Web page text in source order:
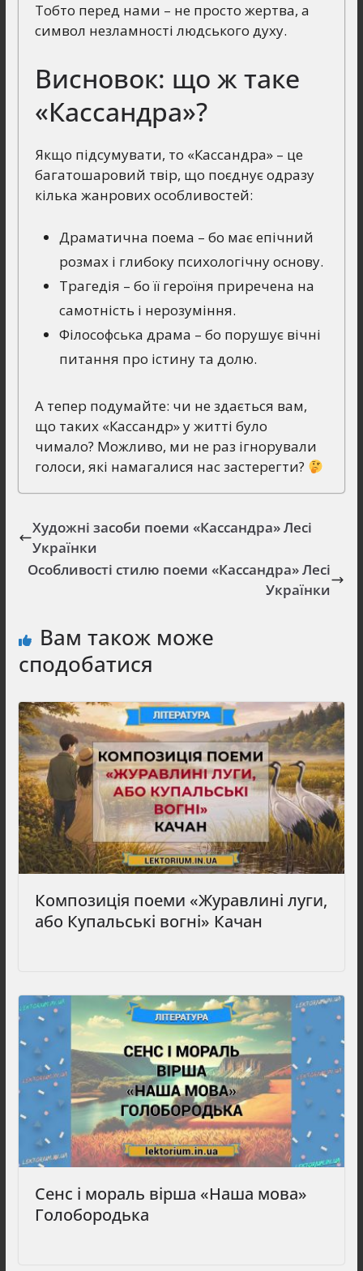
Тобто перед нами – не просто жертва, а
символ незламності людського духу.
Висновок: що ж таке
«Кассандра»?
Якщо підсумувати, то «Кассандра» – це
багатошаровий твір, що поєднує одразу
кілька жанрових особливостей:
Драматична поема – бо має епічний
розмах і глибоку психологічну основу.
Трагедія – бо її героїня приречена на
самотність і нерозуміння.
Філософська драма – бо порушує вічні
питання про істину та долю.
А тепер подумайте: чи не здається вам,
що таких «Кассандр» у житті було
чимало? Можливо, ми не раз ігнорували
голоси, які намагалися нас застерегти?
Художні засоби поеми «Кассандра» Лесі
Українки
Особливості стилю поеми «Кассандра» Лесі
Українки
Вам також може
сподобатися
Композиція поеми «Журавлині луги,
або Купальські вогні» Качан
Сенс і мораль вірша «Наша мова»
Голобородька